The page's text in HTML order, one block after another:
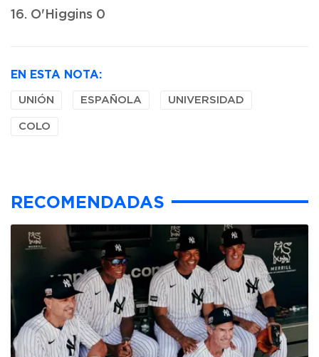
16. O'Higgins 0
EN ESTA NOTA:
UNIÓN ESPAÑOLA UNIVERSIDAD
COLO
RECOMENDADAS